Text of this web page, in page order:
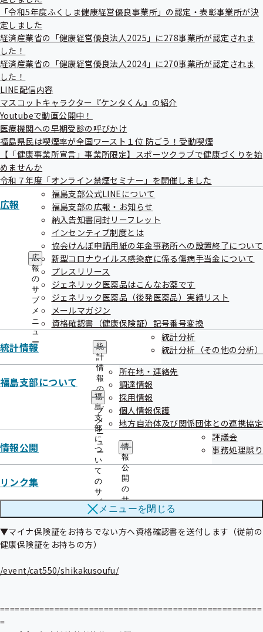
「令和5年度ふくしま健康経営優良事業所」の認定・表彰事業所が決
定しました
経済産業省の「健康経営優良法人2025」に278事業所が認定されま
した！
経済産業省の「健康経営優良法人2024」に270事業所が認定されま
した！
LINE配信内容
マスコットキャラクター『ケンタくん』の紹介
Youtubeで動画公開中！
医療機関への早期受診の呼びかけ
福島県民は喫煙率が全国ワースト１位 防ごう！受動喫煙
【「健康事業所宣言」事業所限定】スポーツクラブで健康づくりを始
めませんか
令和７年度「オンライン禁煙セミナー」を開催しました
広報
広
報
の
サ
ブ
メ
ニ
ュ
ー
福島支部公式LINEについて
福島支部の広報・お知らせ
納入告知書同封リーフレット
インセンティブ制度とは
協会けんぽ申請用紙の年金事務所への設置終了について
新型コロナウイルス感染症に係る傷病手当金について
プレスリリース
ジェネリック医薬品はこんなお薬です
ジェネリック医薬品（後発医薬品）実績リスト
メールマガジン
資格確認書（健康保険証）記号番号変換
統計情報
統
計
情
報
の
サ
ブ
メ
ニ
ュ
ー
統計分析
統計分析（その他の分析）
福島支部について
福
島
支
部
に
つ
い
て
の
サ
ブ
メ
ュ
ー
所在地・連絡先
調達情報
採用情報
個人情報保護
地方自治体及び関係団体との連携協定
情報公開
情
報
公
開
の
サ
ブ
メ
ニ
評議会
事務処理誤り
リンク集
メニューを閉じる
＿＿＿
=====================================================
==
マイナ保険証をお持ちでない方へ資格確認書を送付します
=====================================================
令和7年12月2日以降、現在お持ちの健康保険証は使用できなくなり
今後は健康保険証として利用登録したマイナンバーカード（マイナ保
険証）を利用して医療機関等を受診していただけますが、マイナ保険
証をお持ちでない方が医療機関等を受診する際には資格確認書が必要
そのため協会けんぽでは、従前の健康保険証をお持ちの方（令和6年
11月29日までに新規に資格取得（扶養認定）の決定をされた方）で
あって、令和7年4月30日時点でマイナ保険証をお持ちでない方へ、
資格確認書を送付しています。福島支部につきましては、10月30日
発送予定ですので、ご承知おきください。
▼マイナ保険証をお持ちでない方へ資格確認書を送付します（従前の
健康保険証をお持ちの方）
/event/cat550/shikakusoufu/
=====================================================
=